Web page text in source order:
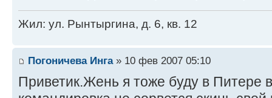
Жил: ул. Рынтыргина, д. 6, кв. 12
Погоничева Инга» 10 фев 2007 05:10
Приветик.Жень я тоже буду в Питере